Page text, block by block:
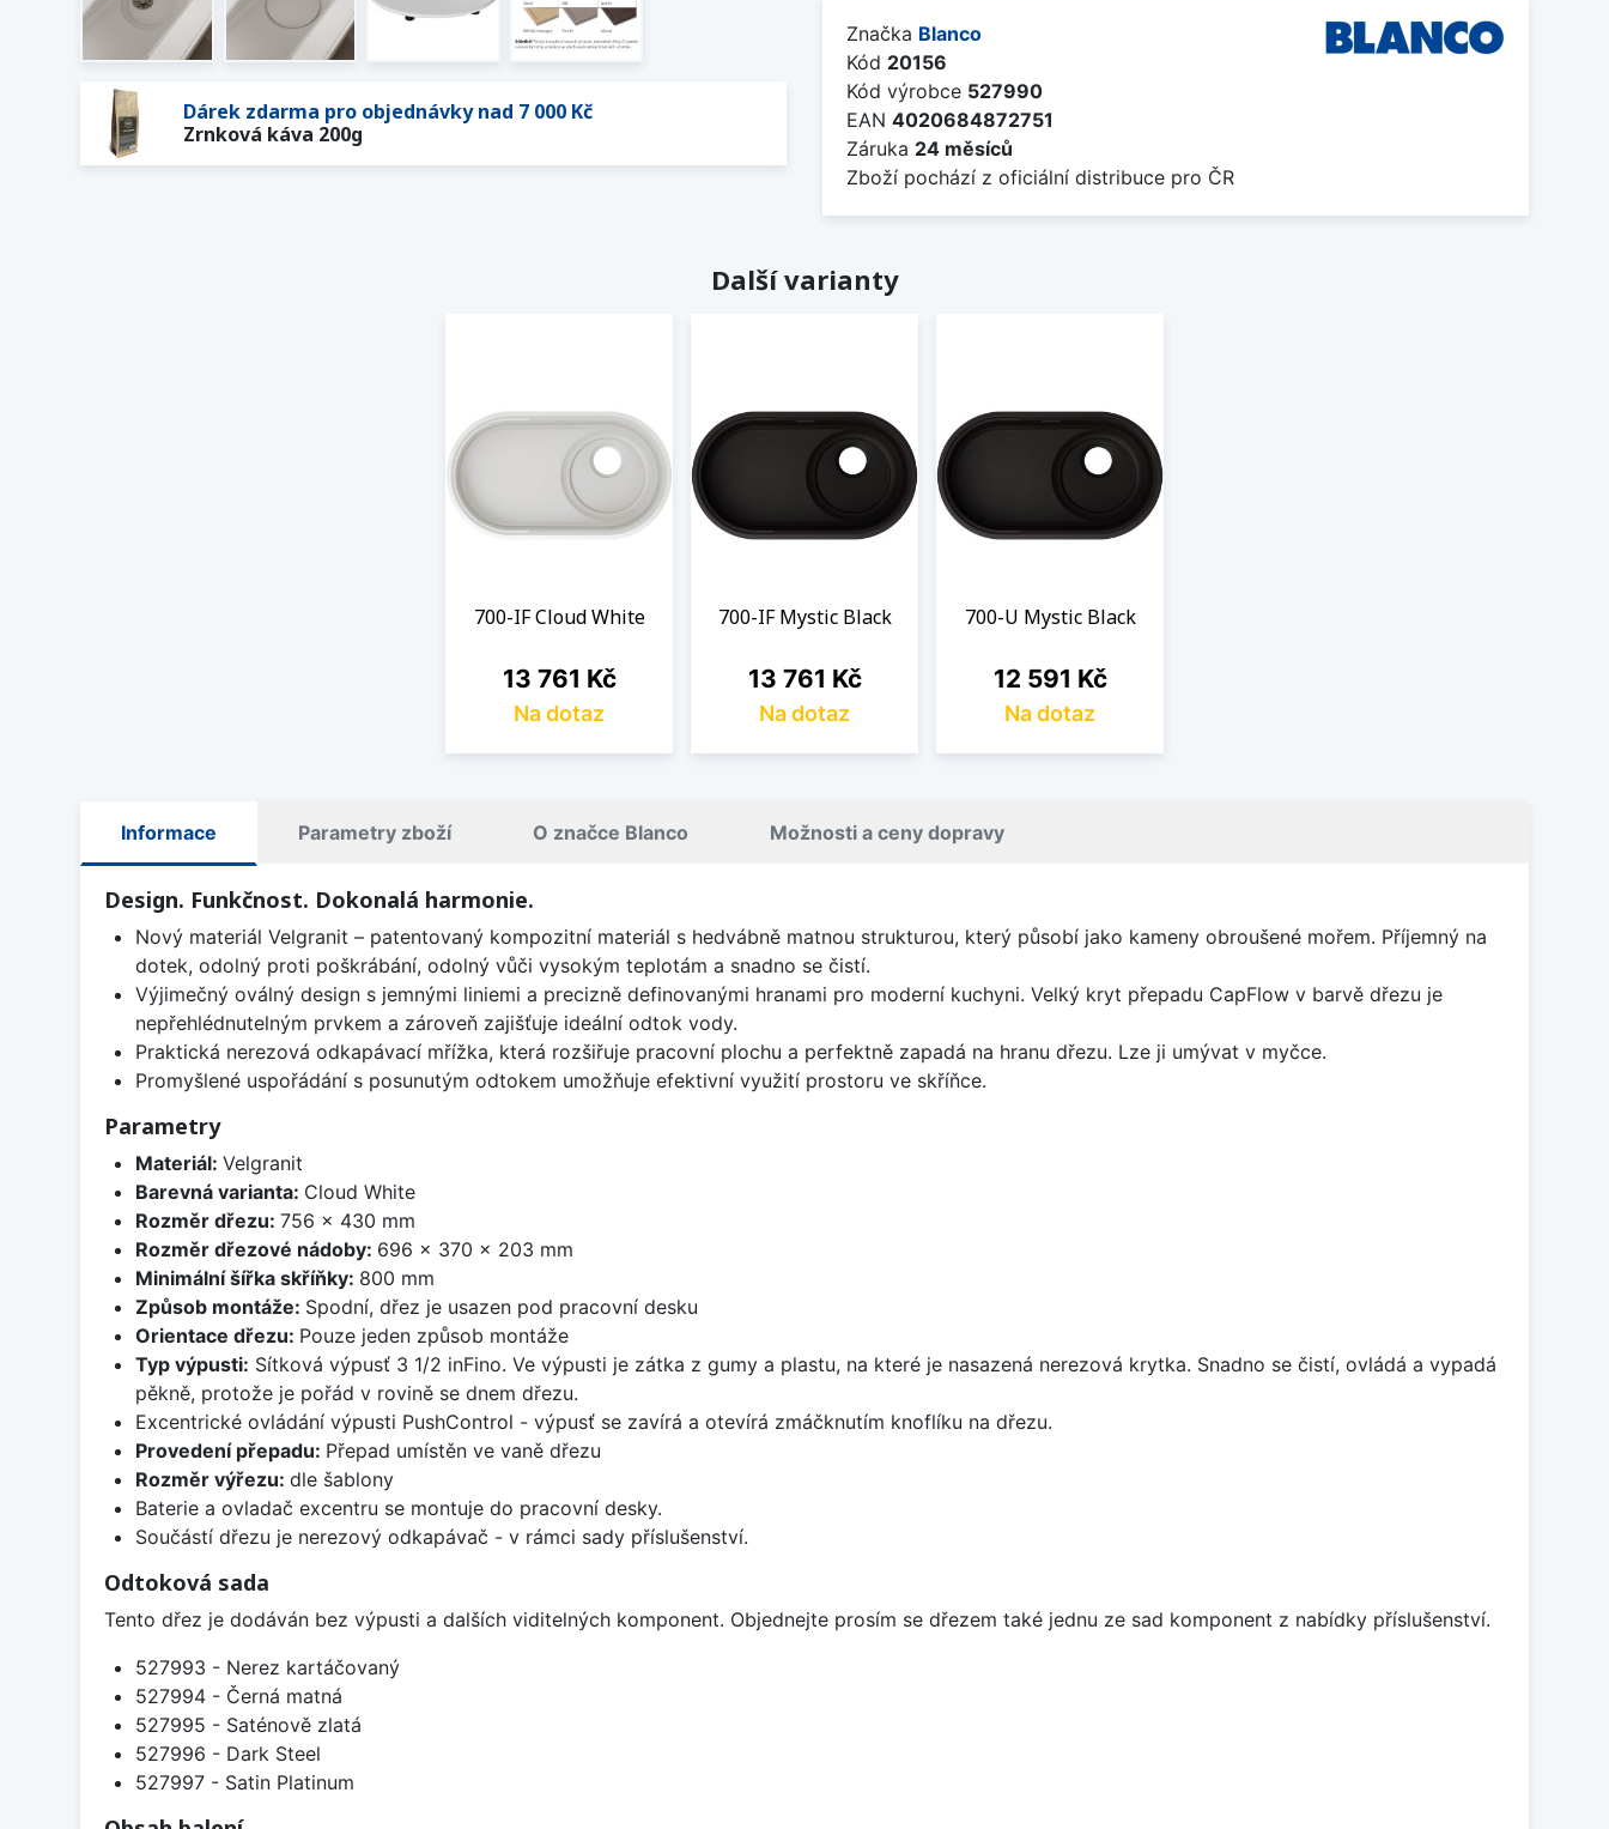
Dárek zdarma pro objednávky nad 7 000 Kč
Zrnková káva 200g
Značka Blanco
Kód 20156
Kód výrobce 527990
EAN 4020684872751
Záruka 24 měsíců
Zboží pochází z oficiální distribuce pro ČR
Další varianty
700-IF Cloud White
Cena
13 761 Kč
Na dotaz
700-IF Mystic Black
Cena
13 761 Kč
Na dotaz
700-U Mystic Black
Cena
12 591 Kč
Na dotaz
Informace Parametry zboží O značce Blanco Možnosti a ceny dopravy
Design. Funkčnost. Dokonalá harmonie.
Nový materiál Velgranit – patentovaný kompozitní materiál s hedvábně matnou strukturou, který působí jako kameny obroušené mořem. Příjemný na
dotek, odolný proti poškrábání, odolný vůči vysokým teplotám a snadno se čistí.
Výjimečný oválný design s jemnými liniemi a precizně definovanými hranami pro moderní kuchyni. Velký kryt přepadu CapFlow v barvě dřezu je
nepřehlédnutelným prvkem a zároveň zajišťuje ideální odtok vody.
Praktická nerezová odkapávací mřížka, která rozšiřuje pracovní plochu a perfektně zapadá na hranu dřezu. Lze ji umývat v myčce.
Promyšlené uspořádání s posunutým odtokem umožňuje efektivní využití prostoru ve skříňce.
Parametry
Materiál: Velgranit
Barevná varianta: Cloud White
Rozměr dřezu: 756 x 430 mm
Rozměr dřezové nádoby: 696 x 370 x 203 mm
Minimální šířka skříňky: 800 mm
Způsob montáže: Spodní, dřez je usazen pod pracovní desku
Orientace dřezu: Pouze jeden způsob montáže
Typ výpusti: Sítková výpusť 3 1/2 inFino. Ve výpusti je zátka z gumy a plastu, na které je nasazená nerezová krytka. Snadno se čistí, ovládá a vypadá
pěkně, protože je pořád v rovině se dnem dřezu.
Excentrické ovládání výpusti PushControl - výpusť se zavírá a otevírá zmáčknutím knoflíku na dřezu.
Provedení přepadu: Přepad umístěn ve vaně dřezu
Rozměr výřezu: dle šablony
Baterie a ovladač excentru se montuje do pracovní desky.
Součástí dřezu je nerezový odkapávač - v rámci sady příslušenství.
Odtoková sada
Tento dřez je dodáván bez výpusti a dalších viditelných komponent. Objednejte prosím se dřezem také jednu ze sad komponent z nabídky příslušenství.
527993 - Nerez kartáčovaný
527994 - Černá matná
527995 - Saténově zlatá
527996 - Dark Steel
527997 - Satin Platinum